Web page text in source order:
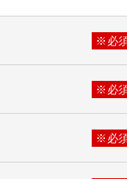
※必
※必
※必